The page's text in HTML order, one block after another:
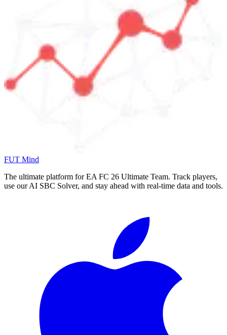
FUT Mind
The ultimate platform for EA FC 26 Ultimate Team. Track players,
use our AI SBC Solver, and stay ahead with real-time data and tools.